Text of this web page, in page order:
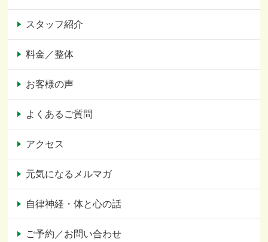
スタッフ紹介
料金／整体
お客様の声
よくあるご質問
アクセス
元気になるメルマガ
自律神経・体と心の話
ご予約／お問い合わせ